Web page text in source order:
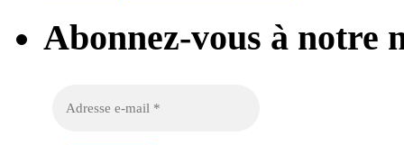
Abonnez-vous à notre